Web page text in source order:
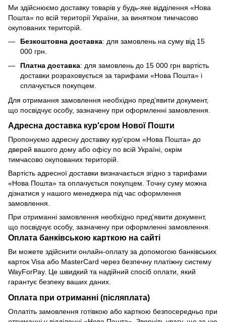
Ми здійснюємо доставку товарів у будь-яке відділення «Нова
Пошта» по всій території України, за винятком тимчасово
окупованих територій.
Безкоштовна доставка: для замовлень на суму від 15
000 грн.
Платна доставка: для замовлень до 15 000 грн вартість
доставки розраховується за тарифами «Нова Пошта» і
сплачується покупцем.
Для отримання замовлення необхідно пред'явити документ,
що посвідчує особу, зазначену при оформленні замовлення.
Адресна доставка кур'єром Нової Пошти
Пропонуємо адресну доставку кур'єром «Нова Пошта» до
дверей вашого дому або офісу по всій Україні, окрім
тимчасово окупованих територій.
Вартість адресної доставки визначається згідно з тарифами
«Нова Пошта» та оплачується покупцем. Точну суму можна
дізнатися у нашого менеджера під час оформлення
замовлення.
При отриманні замовлення необхідно пред'явити документ,
що посвідчує особу, зазначену при оформленні замовлення.
Оплата банківською карткою на сайті
Ви можете здійснити онлайн-оплату за допомогою банківських
карток Visa або MasterCard через безпечну платіжну систему
WayForPay. Це швидкий та надійний спосіб оплати, який
гарантує безпеку ваших даних.
Оплата при отриманні (післяплата)
Оплатіть замовлення готівкою або карткою безпосередньо при